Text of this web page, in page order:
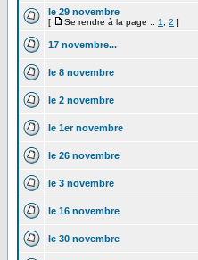
le 29 novembre
[ Se rendre à la page :: 1 2 ]
17 novembre...
le 8 novembre
le 2 novembre
le 1er novembre
le 26 novembre
le 3 novembre
le 16 novembre
le 30 novembre